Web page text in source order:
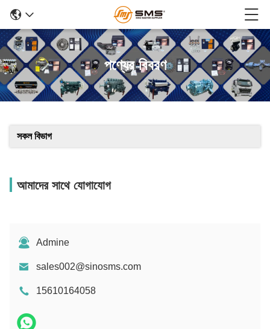
পণ্যের বিবরণ
সকল বিভাগ
আমাদের সাথে যোগাযোগ
Admine
sales002@sinosms.com
15610164058